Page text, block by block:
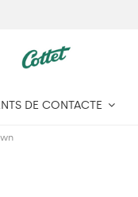
DE CONTACTE